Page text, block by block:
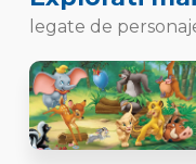
legate de